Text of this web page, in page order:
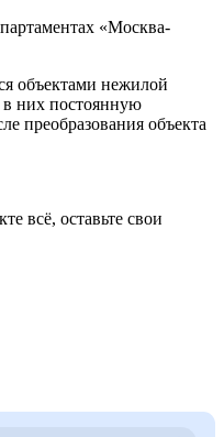
«Москва-
объектами нежилой
них постоянную
преобразования объекта
всё, оставьте свои